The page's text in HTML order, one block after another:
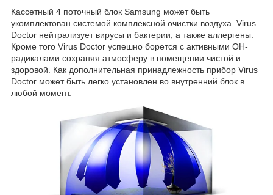
Кассетный 4 поточный блок Samsung может быть
укомплектован системой комплексной очистки воздуха. Virus
Doctor нейтрализует вирусы и бактерии, а также аллергены.
Кроме того Virus Doctor успешно борется с активными ОН-
радикалами сохраняя атмосферу в помещении чистой и
здоровой. Как дополнительная принадлежность прибор Virus
Doctor может быть легко установлен во внутренний блок в
любой момент.